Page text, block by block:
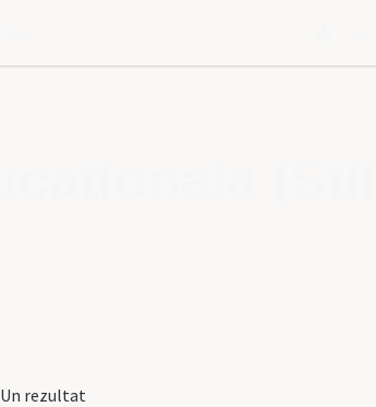
Un rezultat